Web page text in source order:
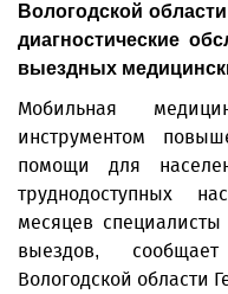
Вологодской
диагностические
выездных
Мобильная
инструментом
помощи для
труднодоступных
месяцев
выездов,
Вологодской области